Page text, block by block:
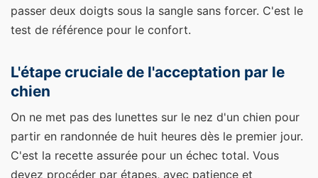
passer deux doigts sous la sangle sans forcer. C'est le
test de référence pour le confort.
L'étape cruciale de l'acceptation par le
chien
On ne met pas des lunettes sur le nez d'un chien pour
partir en randonnée de huit heures dès le premier jour.
C'est la recette assurée pour un échec total. Vous
devez procéder par étapes, avec patience et